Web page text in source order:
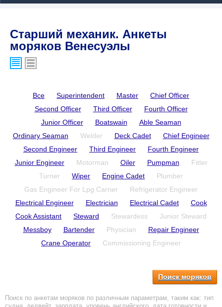
Старший механик. Анкеты
моряков Венесуэлы
Все Superintendent Master
Chief Officer
Second Officer
Third Officer
Fourth Officer
Junior Officer
Boatswain
Able Seaman
Ordinary Seaman
Welder Deck Cadet
Chief Engineer
Second Engineer
Third Engineer
Fourth Engineer
Junior Engineer
Motorman Oiler Pumpman
Fitter
Turner
Wiper Engine Cadet
Plumber
Gas Engineer For Lpg Carrier
Refrigerator Engineer
Electrical Engineer
Electrician Electrical Cadet
Cook
Cook Assistant
Steward Stewardess
Junior Steward
Messboy
Bartender Physician
Repair Engineer
Crane Operator
Commissioning Engineer
Поиск моряков
Поиск по анкетам моряков по различным параметрам, таким как: тип